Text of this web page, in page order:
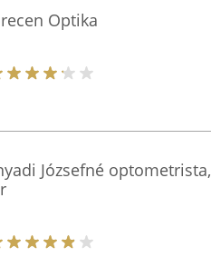
Optika
Józsefné optometrista,